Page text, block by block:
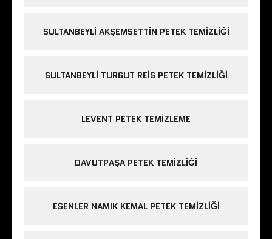
SULTANBEYLI AKŞEMSETTIN PETEK TEMIZLIĞI
SULTANBEYLI TURGUT REIS PETEK TEMIZLIĞI
LEVENT PETEK TEMIZLEME
DAVUTPAŞA PETEK TEMIZLIĞI
ESENLER NAMIK KEMAL PETEK TEMIZLIĞI